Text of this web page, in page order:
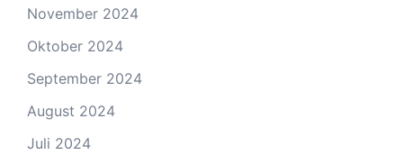
November 2024
Oktober 2024
September 2024
August 2024
Juli 2024